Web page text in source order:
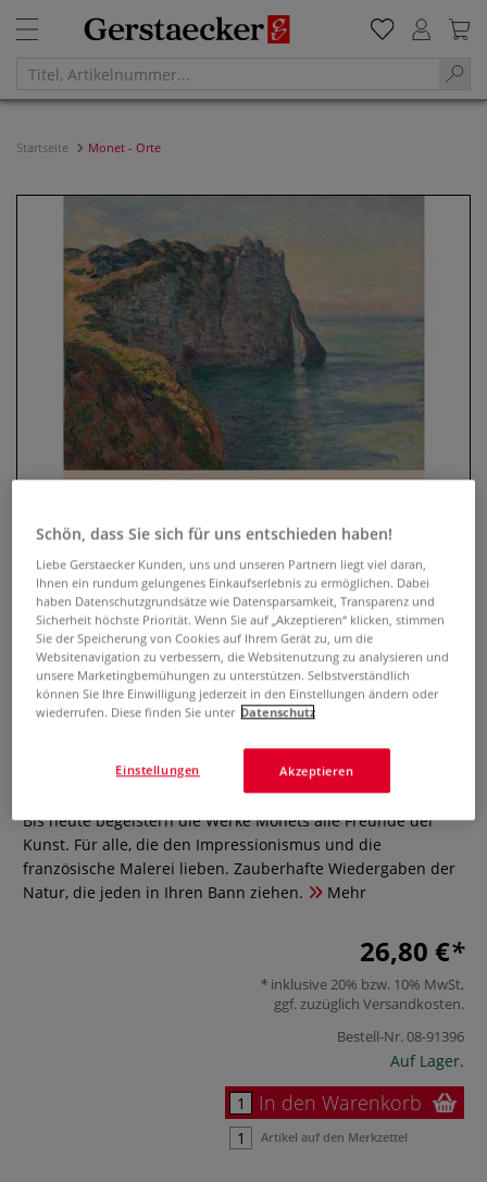
Startseite Monet - Orte
0 Bewertungen
Bis heute begeistern die Werke Monets alle Freunde der
Kunst. Für alle, die den Impressionismus und die
französische Malerei lieben. Zauberhafte Wiedergaben der
Natur, die jeden in Ihren Bann ziehen.
Mehr
26,80 €
inklusive 20% bzw. 10% MwSt,
ggf. zuzüglich Versandkosten.
Bestell-Nr.08-91396
Auf Lager.
In den Warenkorb
Artikel auf den Merkzettel
Schön, dass Sie sich für uns entschieden haben!
Liebe Gerstaecker Kunden, uns und unseren Partnern liegt viel daran,
Ihnen ein rundum gelungenes Einkaufserlebnis zu ermöglichen. Dabei
haben Datenschutzgrundsätze wie Datensparsamkeit, Transparenz und
Sicherheit höchste Priorität. Wenn Sie auf „Akzeptieren“ klicken, stimmen
Sie der Speicherung von Cookies auf Ihrem Gerät zu, um die
Websitenavigation zu verbessern, die Websitenutzung zu analysieren und
unsere Marketingbemühungen zu unterstützen. Selbstverständlich
können Sie Ihre Einwilligung jederzeit in den Einstellungen ändern oder
wiederrufen. Diese finden Sie unter Datenschutz
Akzeptieren
Einstellungen